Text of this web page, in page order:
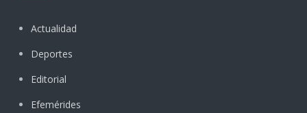
Actualidad
Deportes
Editorial
Efemérides